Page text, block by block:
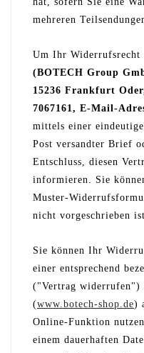
mehreren
Um Ihr Widerrufsrecht
(BOTECH Group
15236 Frankfurt
7067161 , E-Mail-
mittels einer
Post versandter Brief
Entschluss, diesen
informieren. Sie
Muster-
nicht vorgeschrieben ist.
Sie können Ihr
einer entsprechend
("Vertrag widerrufen")
(www.botech-shop.de)
Online-Funktion
einem dauerhaften